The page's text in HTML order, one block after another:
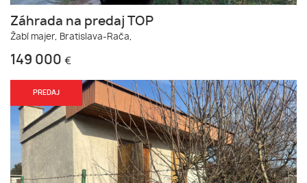
Záhrada na predaj TOP
Žabí majer, Bratislava-Rača,
149 000 €
PREDAJ